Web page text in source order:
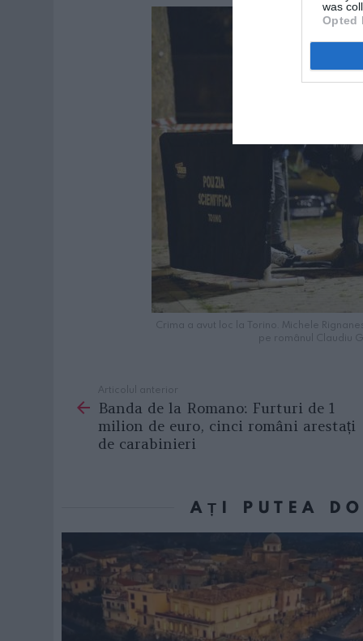
was
Opted
Crima a avut loc la Torino. Michele
pe românul Claudiu
more
Articolul anterior
Banda de la Romano: Furturi de 1
milion de euro, cinci români arestați
de carabinieri
AȚI PUTEA